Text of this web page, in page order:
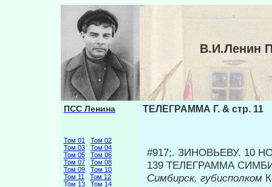
В.И.Ленин
ПСС Ленина
Том 01
Том 02
Том 03
Том 04
Том 05
Том 06
Том 07
Том 08
Том 09
Том 10
Том 11
Том 12
Том 13
Том 14
ТЕЛЕГРАММА Г. & стр. 11
#917;. ЗИНОВЬЕВУ. 10
139 ТЕЛЕГРАММА
Симбирск, губисполком